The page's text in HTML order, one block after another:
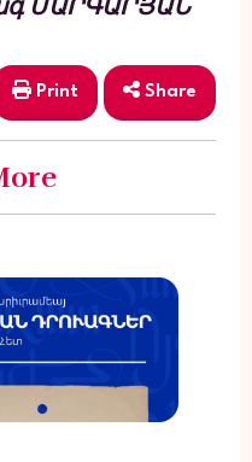
ՄԱՐԳԱՐՅԱՆ
Print Share